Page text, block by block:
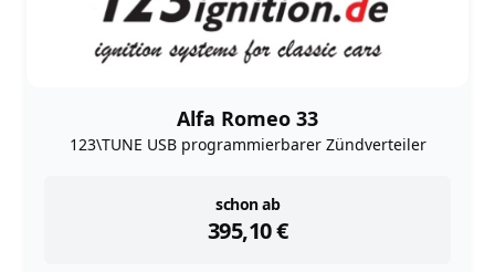
Alfa Romeo 33
123\TUNE USB programmierbarer Zündverteiler
schon ab
395,10€
instock